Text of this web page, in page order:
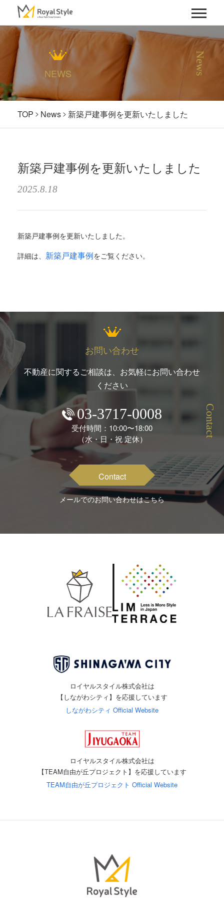
News
NEWS
TOP News 新築戸建事例を更新いたしました
新築戸建事例を更新いたしました
2025.8.18
新築戸建事例を更新いたしました。
詳細は、 新築戸建事例をご覧ください。
Contact
お問い合わせ
不動産に関するご相談は、お気軽にお問い合わせ
ください
03-3717-0008
受付時間：10:00〜18:00
（水・日・祝 定休）
Contact
メールでのお問い合わせはこちら
ロイヤルスタイル株式会社は
【しながわシティ】を応援しています
しながわシティ Official Website
ロイヤルスタイル株式会社は
【TEAM自由が丘プロジェクト】を応援しています
TEAM自由が丘プロジェクト Official Website